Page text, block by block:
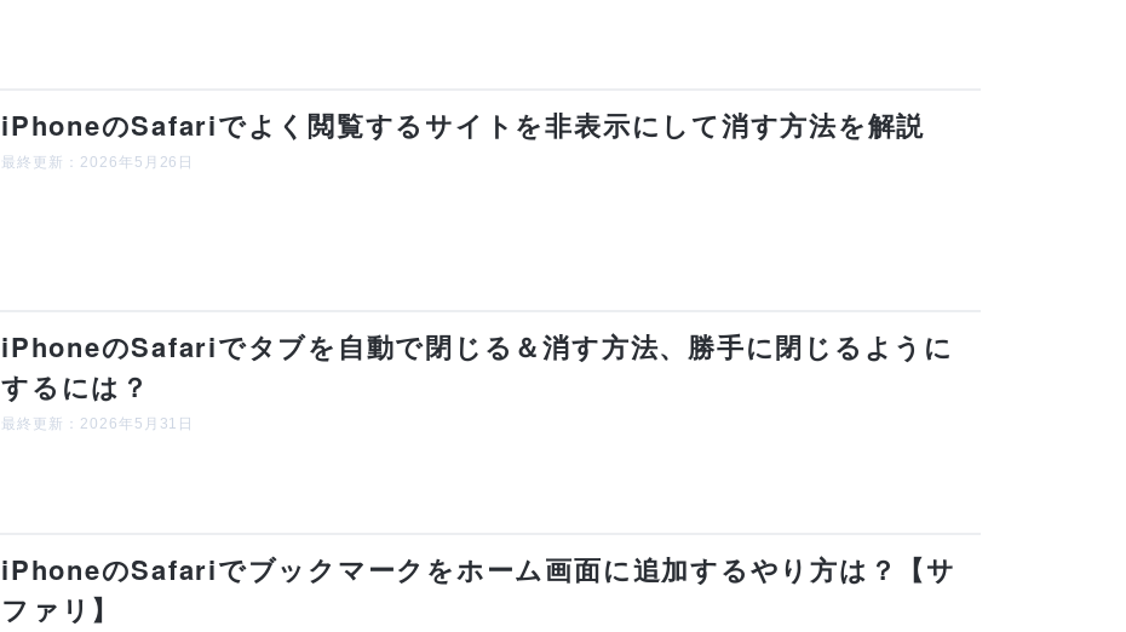
iPhoneのSafariでよく閲覧するサイトを非表示にして消す方法を解説
最終更新：2026年5月26日
iPhoneのSafariでタブを自動で閉じる＆消す方法、勝手に閉じるように
するには？
最終更新：2026年5月31日
iPhoneのSafariでブックマークをホーム画面に追加するやり方は？【サ
ファリ】